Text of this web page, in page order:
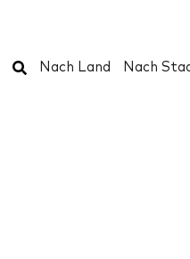
Suchen
Nach Land Nach